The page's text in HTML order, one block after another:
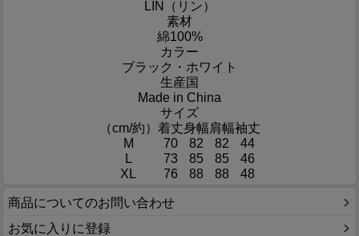
LIN（リン）
素材
綿100%
カラー
ブラック・ホワイト
生産国
Made in China
サイズ
（cm/約） 着丈身幅肩幅袖丈
M
70 82 82
44
L
73 85 85
46
XL
76 88 88 48
商品についてのお問い合わせ
お気に入りに登録